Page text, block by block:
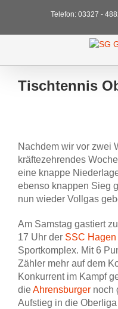
Telefon: 03327 -
Tischtennis
Bild
Nachdem wir vor zwei
kräftezehrendes
eine knappe
ebenso knappen Sieg
nun wieder Vollgas
Am Samstag gastiert
17 Uhr der SSC
Sportkomplex. Mit 6
Zähler mehr auf dem
Konkurrent im Kampf
dieAhrensburger noch
Aufstieg in die